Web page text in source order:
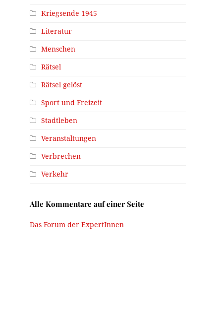
Kriegsende 1945
Literatur
Menschen
Rätsel
Rätsel gelöst
Sport und Freizeit
Stadtleben
Veranstaltungen
Verbrechen
Verkehr
Alle Kommentare auf einer Seite
Das Forum der ExpertInnen